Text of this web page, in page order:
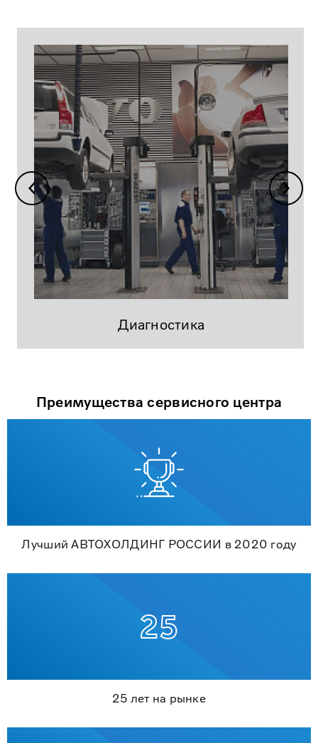
Диагностика
Преимущества сервисного центра
Лучший АВТОХОЛДИНГ РОССИИ в 2020 году
25 лет на рынке